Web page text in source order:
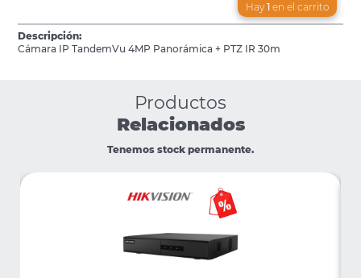
Hay 1en el carrito
Descripción:
Cámara IP TandemVu 4MP Panorámica + PTZ IR 30m
Productos
Relacionados
Tenemos stock permanente.